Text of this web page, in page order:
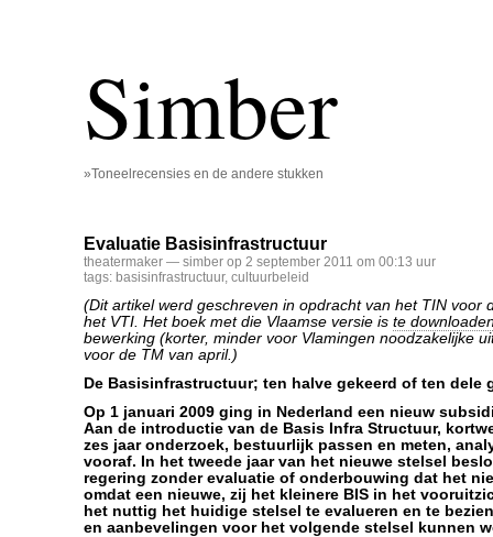
Simber
»Toneelrecensies en de andere stukken
Evaluatie Basisinfrastructuur
theatermaker — simber op 2 september 2011 om 00:13 uur
tags: basisinfrastructuur, cultuurbeleid
(Dit artikel werd geschreven in opdracht van het TIN voor
het VTI. Het boek met die Vlaamse versie is te
bewerking (korter, minder voor Vlamingen noodzakelijke
voor de TM van april.)
De Basisinfrastructuur; ten halve gekeerd of ten dele
Op 1 januari 2009 ging in Nederland een nieuw
Aan de introductie van de Basis Infra Structuur,
zes jaar onderzoek, bestuurlijk passen en meten,
vooraf. In het tweede jaar van het nieuwe stelsel
regering zonder evaluatie of onderbouwing dat het
omdat een nieuwe, zij het kleinere BIS in het
het nuttig het huidige stelsel te evalueren en te
en aanbevelingen voor het volgende stelsel kunnen